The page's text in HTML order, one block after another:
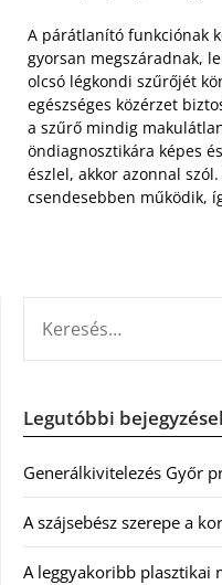
A párátlanító funkciónak
gyorsan megszáradnak,
olcsó légkondi szűrőjét
egészséges közérzet
a szűrő mindig
öndiagnosztikára képes
észlel, akkor azonnal
csendesebben működik,
Legutóbbi
Generálkivitelezés Győr
A szájsebész szerepe a
A leggyakoribb plasztikai